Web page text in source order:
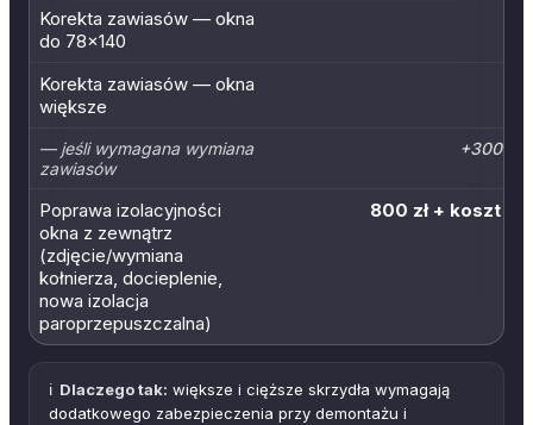
Korekta zawiasów — okna
do 78×140
Korekta zawiasów — okna
większe
— jeśli wymagana wymiana
zawiasów
+300
Poprawa izolacyjności
okna z zewnątrz
(zdjęcie/wymiana
kołnierza, docieplenie,
nowa izolacja
paroprzepuszczalna)
800 zł + koszt
ℹ️ Dlaczego tak: większe i cięższe skrzydła wymagają
dodatkowego zabezpieczenia przy demontażu i